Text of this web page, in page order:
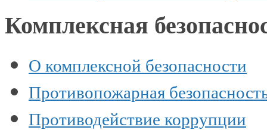
Комплексная
О комплексной безопасности
Противопожарная
Противодействие коррупции